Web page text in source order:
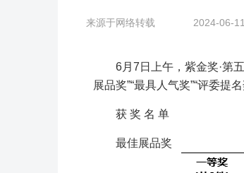
来源于网络转载 2024-06-11
6月7日上午，紫金奖·第
展品奖”“最具人气奖”“评委提
获 奖 名 单
最佳展品奖